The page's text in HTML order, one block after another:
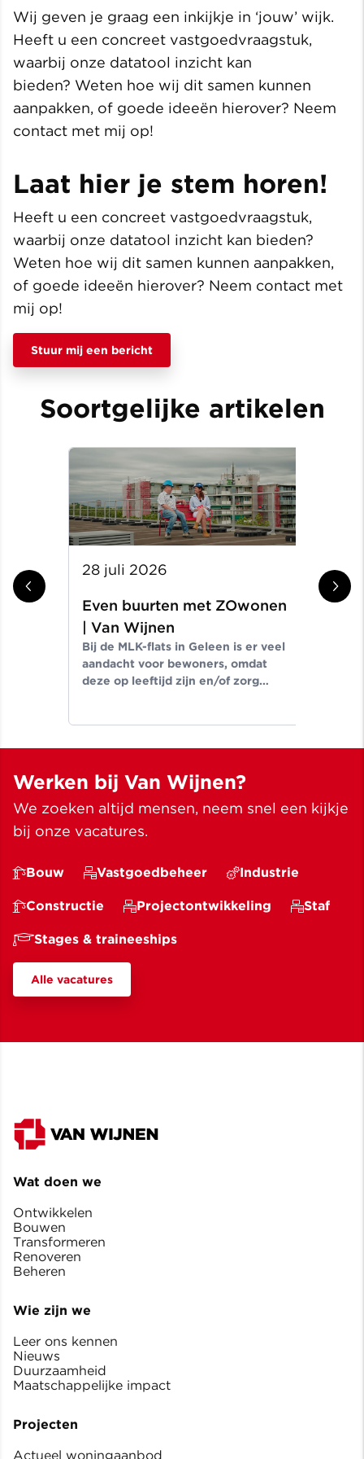
Wij geven je graag een inkijkje in ‘jouw’ wijk.
Heeft u een concreet vastgoedvraagstuk,
waarbij onze datatool inzicht kan
bieden? Weten hoe wij dit samen kunnen
aanpakken, of goede ideeën hierover? Neem
contact met mij op!
Laat hier je stem horen!
Heeft u een concreet vastgoedvraagstuk,
waarbij onze datatool inzicht kan bieden?
Weten hoe wij dit samen kunnen aanpakken,
of goede ideeën hierover? Neem contact met
mij op!
Stuur mij een bericht
Soortgelijke artikelen
28 juli 2026
Even buurten met ZOwonen
| Van Wijnen
Bij de MLK-flats in Geleen is er veel
aandacht voor bewoners, omdat
deze op leeftijd zijn en/of zorg
14
Werken bij Van Wijnen?
We zoeken altijd mensen, neem snel een kijkje
bij onze vacatures.
Bouw Vastgoedbeheer Industrie
Constructie Projectontwikkeling Staf
Stages & traineeships
Alle vacatures
Wat doen we
Ontwikkelen
Bouwen
Transformeren
Renoveren
Beheren
Wie zijn we
Leer ons kennen
Nieuws
Duurzaamheid
Maatschappelijke impact
Projecten
Actueel woningaanbod